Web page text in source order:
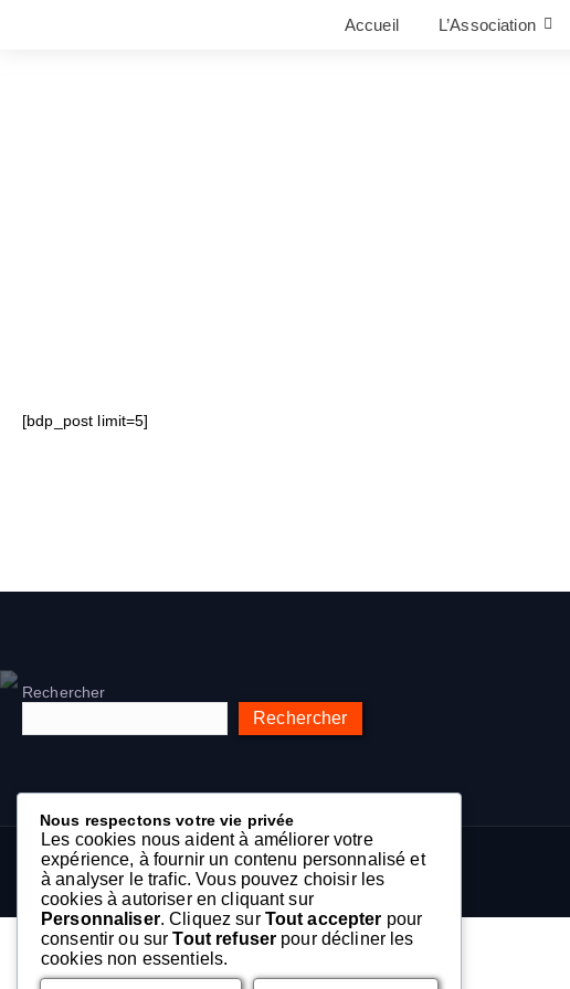
Accueil L’Association
[bdp_post limit=5]
Rechercher
Rechercher
Nous respectons votre vie privée
Les cookies nous aident à améliorer votre
expérience, à fournir un contenu personnalisé et
à analyser le trafic. Vous pouvez choisir les
cookies à autoriser en cliquant sur
Personnaliser. Cliquez sur Tout accepter pour
consentir ou surTout refuser pour décliner les
cookies non essentiels.